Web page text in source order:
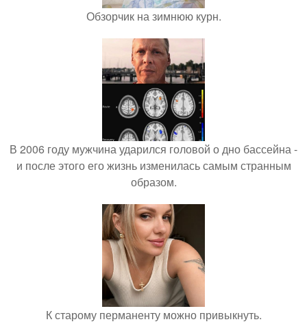
Обзорчик на зимнюю курн.
В 2006 году мужчина ударился головой о дно бассейна -
и после этого его жизнь изменилась самым странным
образом.
К старому перманенту можно привыкнуть.